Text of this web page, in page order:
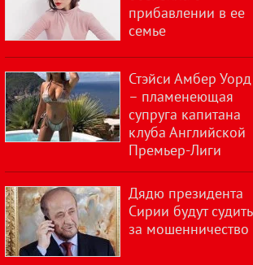
прибавлении в ее
семье
Стэйси Амбер Уорд
– пламенеющая
супруга капитана
клуба Английской
Премьер-Лиги
Дядю президента
Сирии будут судить
за мошенничество